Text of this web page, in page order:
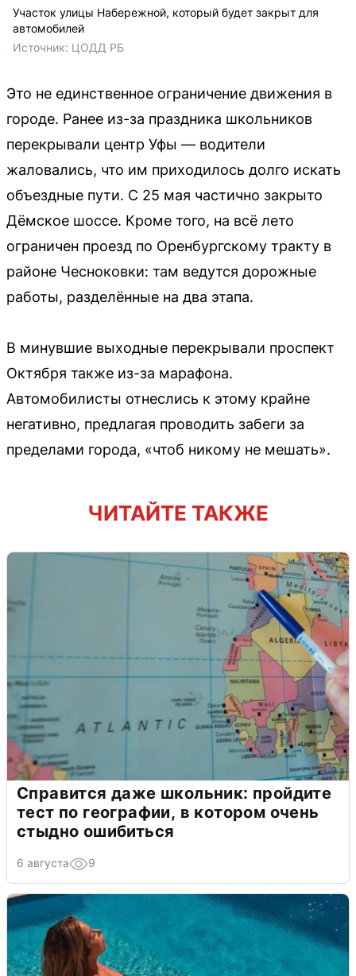
Участок улицы Набережной, который будет закрыт для
автомобилей
Источник: ЦОДД РБ
Это не единственное ограничение движения в
городе. Ранее из-за праздника школьников
перекрывали центр Уфы — водители
жаловались, что им приходилось долго искать
объездные пути. С 25 мая частично закрыто
Дёмское шоссе. Кроме того, на всё лето
ограничен проезд по Оренбургскому тракту в
районе Чесноковки: там ведутся дорожные
работы, разделённые на два этапа.
В минувшие выходные перекрывали проспект
Октября также из-за марафона.
Автомобилисты отнеслись к этому крайне
негативно, предлагая проводить забеги за
пределами города, «чтоб никому не мешать».
ЧИТАЙТЕ ТАКЖЕ
Справится даже школьник: пройдите
тест по географии, в котором очень
стыдно ошибиться
6 августа 9